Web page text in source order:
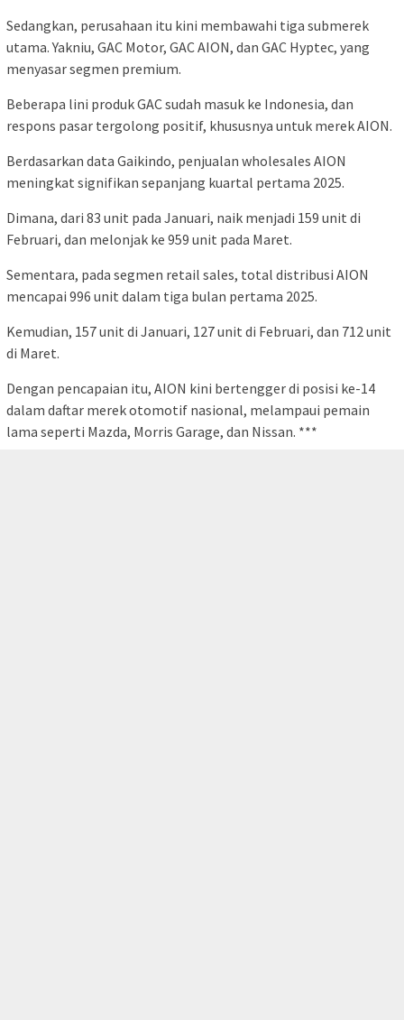
Sedangkan, perusahaan itu kini membawahi tiga submerek
utama. Yakniu, GAC Motor, GAC AION, dan GAC Hyptec, yang
menyasar segmen premium.
Beberapa lini produk GAC sudah masuk ke Indonesia, dan
respons pasar tergolong positif, khususnya untuk merek AION.
Berdasarkan data Gaikindo, penjualan wholesales AION
meningkat signifikan sepanjang kuartal pertama 2025.
Dimana, dari 83 unit pada Januari, naik menjadi 159 unit di
Februari, dan melonjak ke 959 unit pada Maret.
Sementara, pada segmen retail sales, total distribusi AION
mencapai 996 unit dalam tiga bulan pertama 2025.
Kemudian, 157 unit di Januari, 127 unit di Februari, dan 712 unit
di Maret.
Dengan pencapaian itu, AION kini bertengger di posisi ke-14
dalam daftar merek otomotif nasional, melampaui pemain
lama seperti Mazda, Morris Garage, dan Nissan. ***